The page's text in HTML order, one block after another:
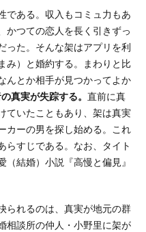
である。収入もコミュ力もあ
かつての恋人を長く引きずっ
った。そんな架はアプリを利
み）と婚約する。まわりと比
んとか相手が見つかってよか
真実が失踪する。 直前に真
ていたこともあり、架は真実
カーの男を探し始める。これ
らすじである。なお、タイト
（結婚）小説『高慢と偏見』
られるのは、真実が地元の群
相談所の仲人・小野里に架が